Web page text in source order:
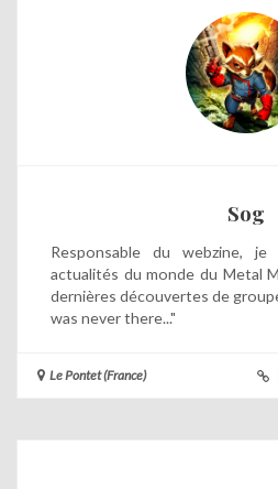
Sog
Responsable du webzine, je
actualités du monde du Metal
dernières découvertes de
was never there..."
Le Pontet (France)